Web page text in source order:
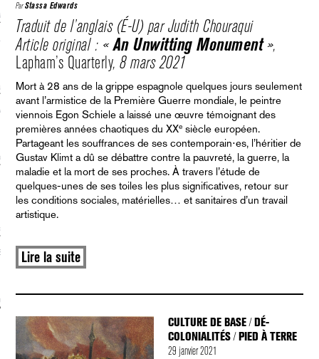
et politique
CONTINU
et prisons
LGBTQI
SOLEIL
luttes sociales
VAGUES
politique et critique de la technologie
ParStassa Edwards
Traduit de l’anglais (É-U) par Judith Chouraqui
Article original : «An Unwitting Monument»,
Lapham’s Quarterly, 8 mars 2021
Mort à 28 ans de la grippe espagnole quelques jours seulement
avant l’armistice de la Première Guerre mondiale, le peintre
viennois Egon Schiele a laissé une œuvre témoignant des
premières années chaotiques du XXe siècle européen.
Partageant les souffrances de ses contemporain⋅es, l’héritier de
Gustav Klimt a dû se débattre contre la pauvreté, la guerre, la
maladie et la mort de ses proches. À travers l’étude de
quelques-unes de ses toiles les plus significatives, retour sur
les conditions sociales, matérielles… et sanitaires d’un travail
artistique.
Lire la suite
CULTURE DE BASE/ DÉ-
COLONIALITÉS/ PIED À TERRE
29 janvier 2021